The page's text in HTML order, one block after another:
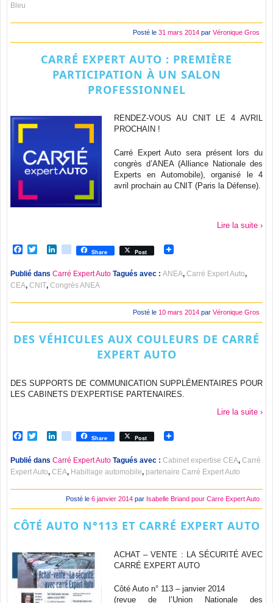
Bleu
Posté le 31 mars 2014 par Véronique Gros
CARRÉ EXPERT AUTO : PREMIÈRE
PARTICIPATION À UN SALON
PROFESSIONNEL
RENDEZ-VOUS AU CNIT LE 4 AVRIL
PROCHAIN !
Carré Expert Auto sera présent lors du
congrès d’ANEA (Alliance Nationale des
Experts en Automobile), organisé le 4
avril prochain au CNIT (Paris la Défense).
Lire la suite ›
Facebook
TwitterLinkedIn
viadeoShare Post
Publié dans Carré Expert Auto Tagués avec : ANEA, Carré Expert Auto,
CEA, CNIT, Congrès ANEA
Posté le 10 mars 2014 par Véronique Gros
DES VÉHICULES AUX COULEURS DE CARRÉ
EXPERT AUTO
DES SUPPORTS DE COMMUNICATION SUPPLÉMENTAIRES POUR
LES CABINETS D’EXPERTISE PARTENAIRES.
Lire la suite ›
Facebook
TwitterLinkedIn
viadeoShare Post
Publié dans Carré Expert Auto Tagués avec : Cabinet expertise CEA, Carré
Expert Auto, CEA, Habillage automobile, partenaire Carré Expert Auto
Posté le 6 janvier 2014 par Isabelle Briand pour Carre Expert Auto
CÔTÉ AUTO N°113 ET CARRÉ EXPERT AUTO
ACHAT – VENTE : LA SÉCURITÉ AVEC
CARRÉ EXPERT AUTO
Côté Auto n° 113 – janvier 2014
(revue de l’Union Nationale des